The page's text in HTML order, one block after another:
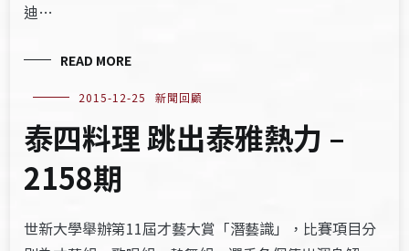
迪…
READ MORE
2015-12-25 新聞回顧
泰四料理 跳出泰雅熱力 –
2158期
世新大學舉辦第11屆才藝大賞「潛藝識」，比賽項目分